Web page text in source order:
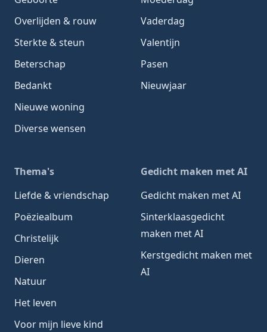
Overlijden & rouw
Sterkte & steun
Beterschap
Bedankt
Nieuwe woning
Diverse wensen
Vaderdag
Valentijn
Pasen
Nieuwjaar
Thema's
Liefde & vriendschap
Poëziealbum
Christelijk
Dieren
Natuur
Het leven
Voor mijn lieve kind
Gedicht maken met AI
Gedicht maken met AI
Sinterklaasgedicht
maken met AI
Kerstgedicht maken met
AI